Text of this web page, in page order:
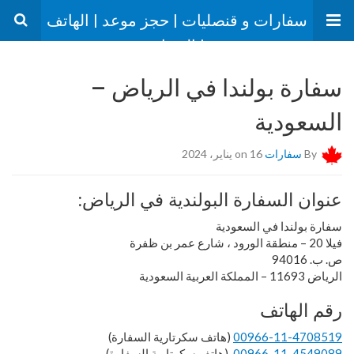
سفارات و قنصليات | حجز موعد | الهاتف
| العنوان
سفارة بولندا في الرياض –
السعودية
By سفارات
عنوان السفارة البولندية في الرياض:
سفارة بولندا في السعودية
فيلا 20 – منطقة الورود ، شارع عمر بن ظفرة
ص. ب. 94016
الرياض 11693 – المملكة العربية السعودية
رقم الهاتف
00966-11-4708519 (هاتف سكرتارية السفارة)